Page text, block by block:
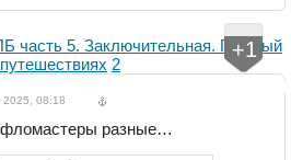
часть 5. Заключительная. Грозный
2
+1
2025, 08:18
фломастеры разные…